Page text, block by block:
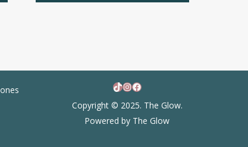
TikTok
Instagram
Facebook
Copyright © 2025. The Glow.
Powered by The Glow